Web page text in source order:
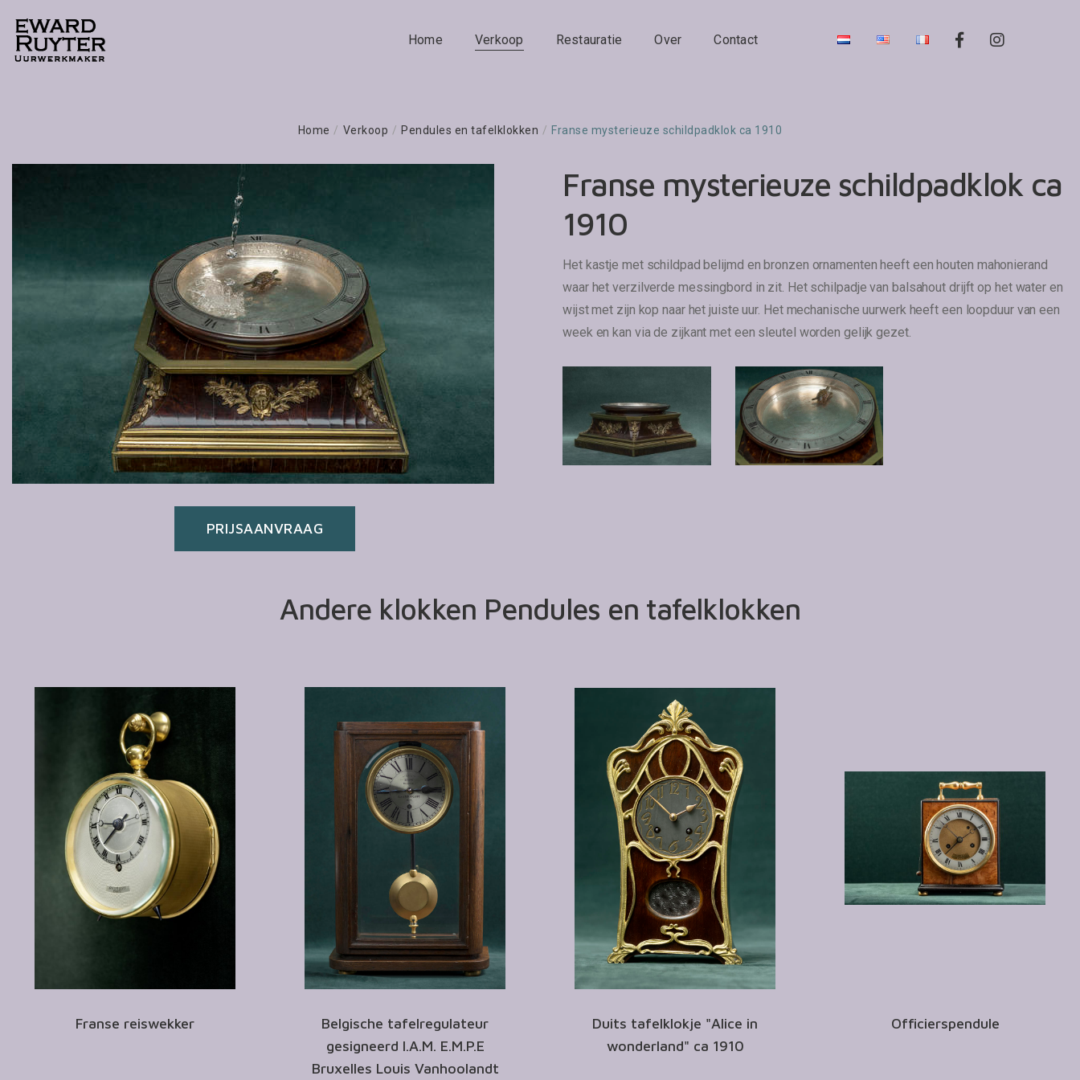
Home Verkoop Restauratie Over Contact
Home / Verkoop / Pendules en tafelklokken / Franse mysterieuze schildpadklok ca 1910
PRIJSAANVRAAG
Franse mysterieuze schildpadklok ca
1910
Het kastje met schildpad belijmd en bronzen ornamenten heeft een houten mahonierand
waar het verzilverde messingbord in zit. Het schilpadje van balsahout drijft op het water en
wijst met zijn kop naar het juiste uur. Het mechanische uurwerk heeft een loopduur van een
week en kan via de zijkant met een sleutel worden gelijk gezet.
Andere klokken Pendules en tafelklokken
Franse reiswekker
Belgische tafelregulateur
gesigneerd I.A.M. E.M.P.E
Bruxelles Louis Vanhoolandt
Duits tafelklokje "Alice in
wonderland" ca 1910
Officierspendule